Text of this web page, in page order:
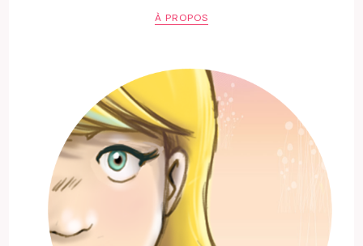
À PROPOS